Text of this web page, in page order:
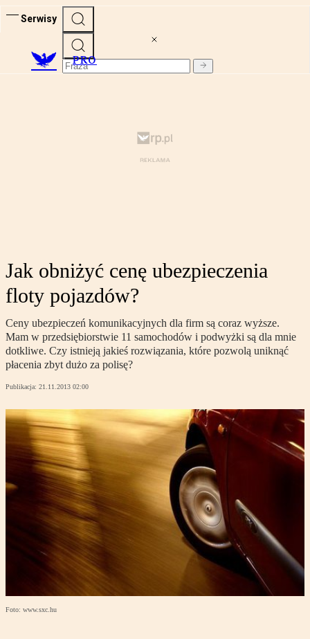
Serwisy
PRO
Jak obniżyć cenę ubezpieczenia
floty pojazdów?
Ceny ubezpieczeń komunikacyjnych dla firm są coraz wyższe.
Mam w przedsiębiorstwie 11 samochodów i podwyżki są dla mnie
dotkliwe. Czy istnieją jakieś rozwiązania, które pozwolą uniknąć
płacenia zbyt dużo za polisę?
Publikacja: 21.11.2013 02:00
Foto: www.sxc.hu